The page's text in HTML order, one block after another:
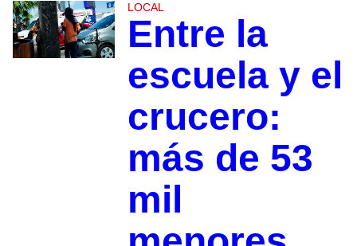
LOCAL
Entre la
escuela y el
crucero:
más de 53
mil